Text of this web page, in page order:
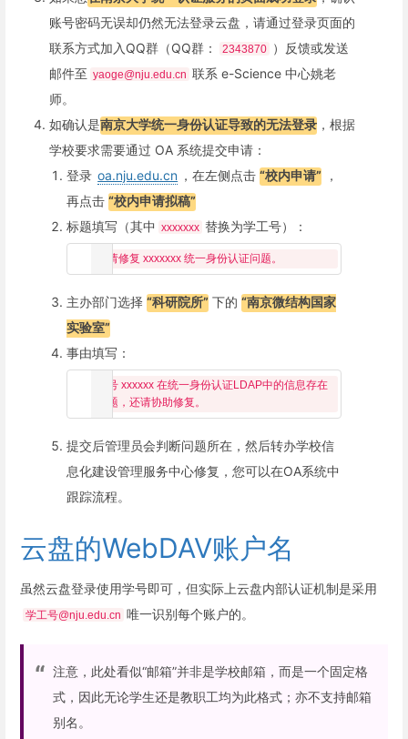
账号密码无误却仍然无法登录云盘，请通过登录页面的
联系方式加入QQ群（QQ群：
2343870
）反馈或发送
邮件至 yaoge@nju.edu.cn 联系 e-Science 中心姚老
师。
如确认是南京大学统一身份认证导致的无法登录 ，根据
学校要求需要通过 OA 系统提交申请：
登录 oa.nju.edu.cn ，在左侧点击“校内申请” ，
再点击“校内申请拟稿”
标题填写（其中
xxxxxxx 替换为学工号）：
主办部门选择“科研院所” 下的“南京微结构国家
实验室”
事由填写：
账号 xxxxxx 在统一身份认证LDAP中的信息存在
提交后管理员会判断问题所在，然后转办学校信
息化建设管理服务中心修复，您可以在OA系统中
跟踪流程。
云盘的WebDAV账户名
虽然云盘登录使用学号即可，但实际上云盘内部认证机制是采用
学工号@nju.edu.cn 唯一识别每个账户的。
注意，此处看似“邮箱”并非是学校邮箱，而是一个固定格
式，因此无论学生还是教职工均为此格式；亦不支持邮箱
别名。